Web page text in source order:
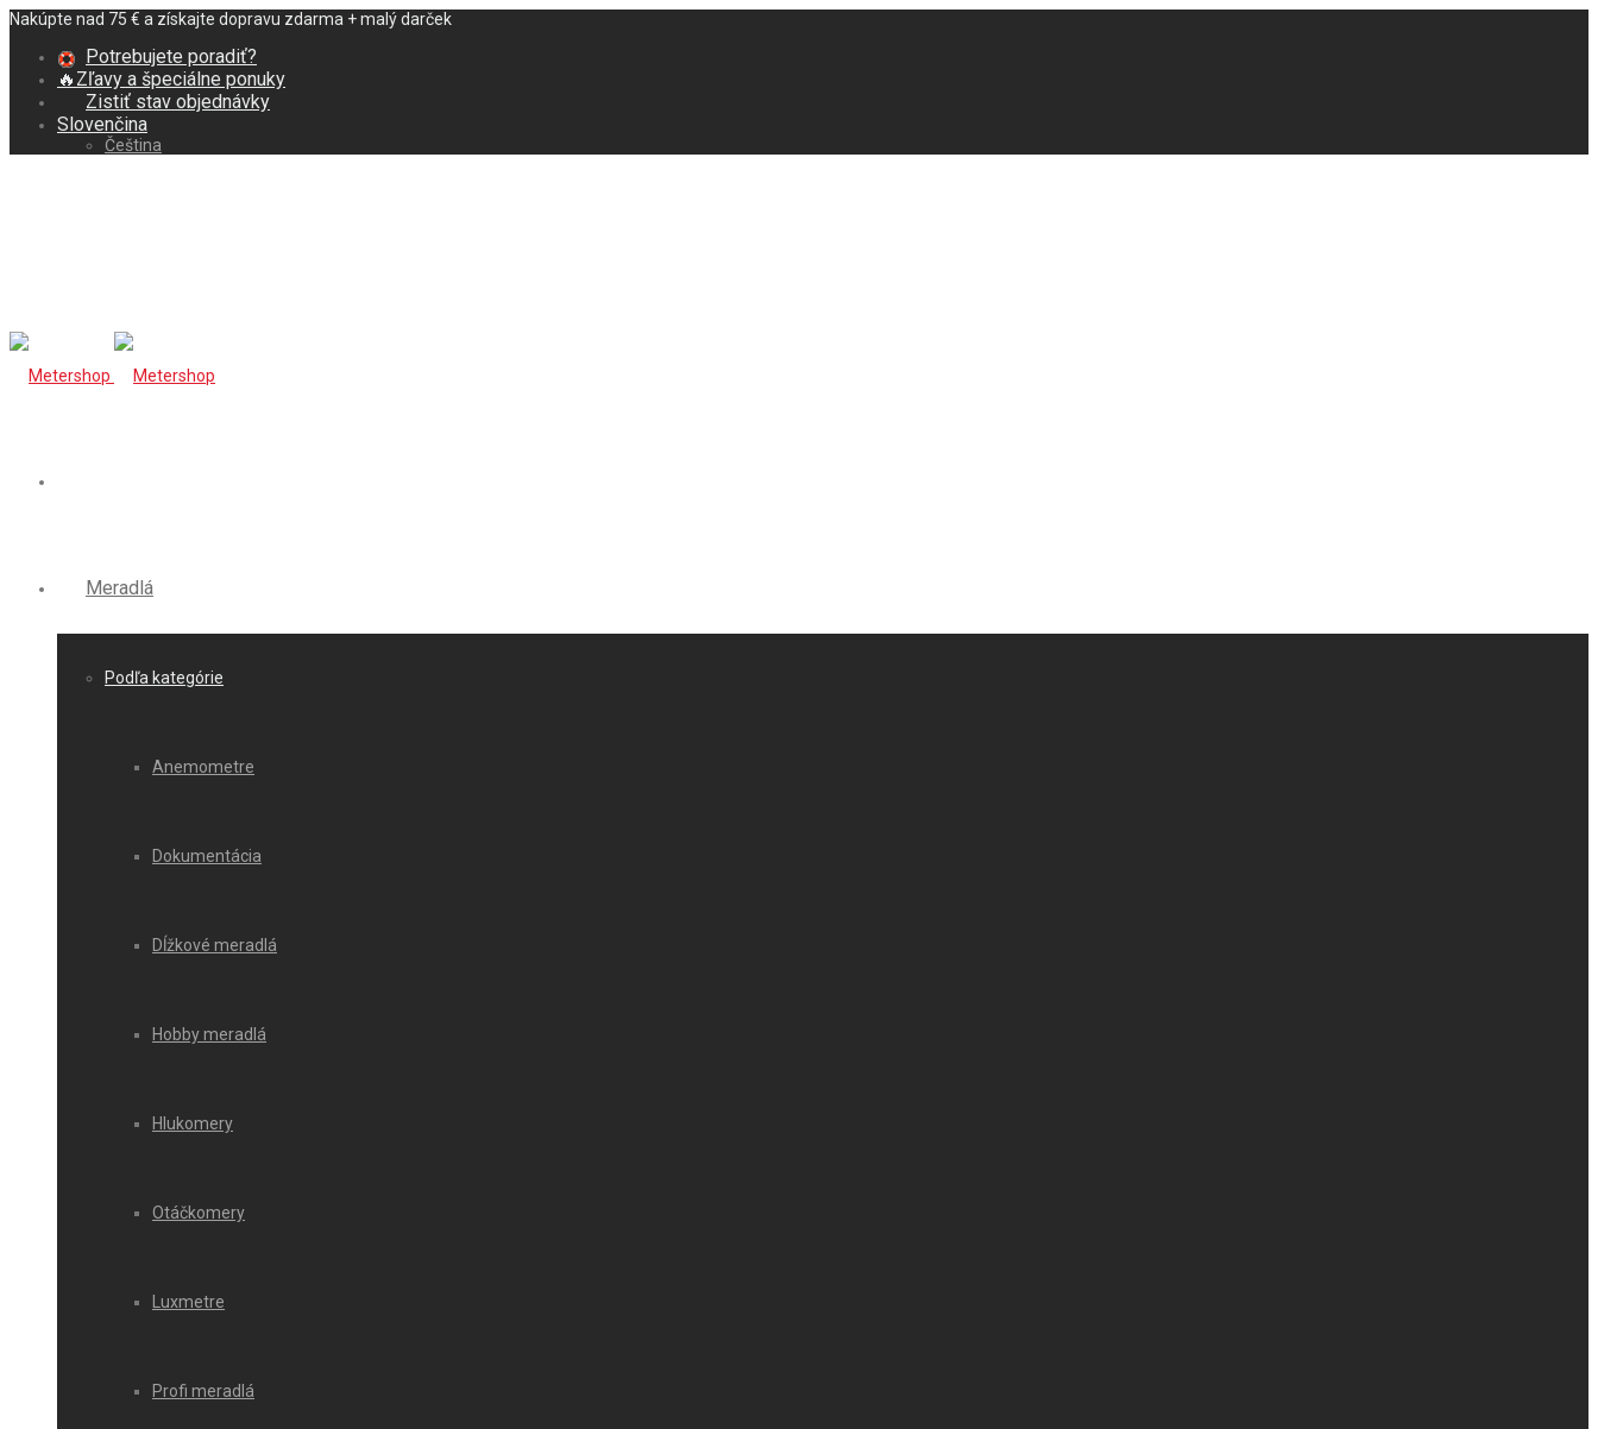
Nakúpte nad 75 € a získajte dopravu zdarma + malý darček
Potrebujete poradiť?
🔥Zľavy a špeciálne ponuky
Zistiť stav objednávky
Slovenčina
Čeština
Meradlá
Podľa kategórie
Anemometre
Dokumentácia
Dĺžkové meradlá
Hobby meradlá
Hlukomery
Otáčkomery
Luxmetre
Profi meradlá